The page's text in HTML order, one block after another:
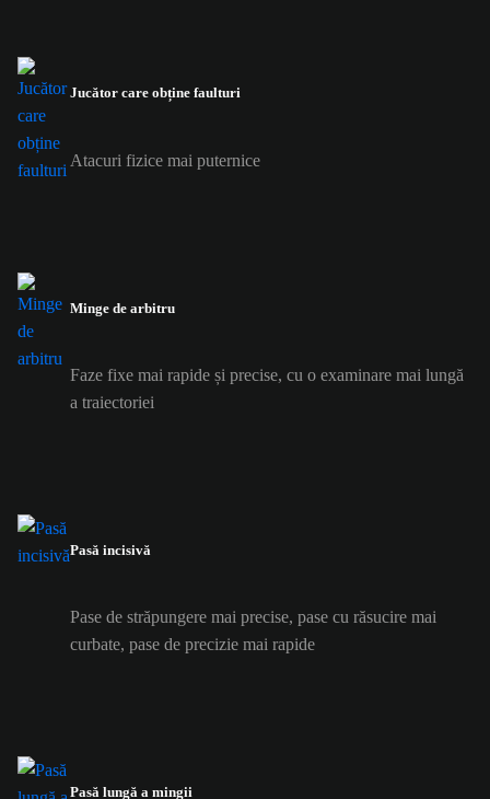
Jucător care obține faulturi
Atacuri fizice mai puternice
Minge de arbitru
Faze fixe mai rapide și precise, cu o examinare mai lungă
a traiectoriei
Pasă incisivă
Pase de străpungere mai precise, pase cu răsucire mai
curbate, pase de precizie mai rapide
Pasă lungă a mingii